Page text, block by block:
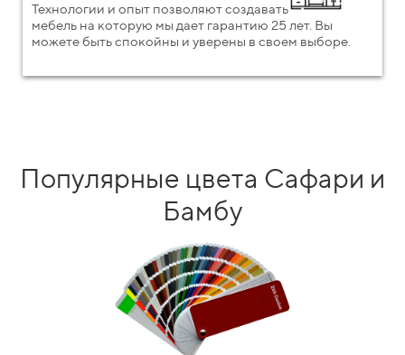
Технологии и опыт позволяют создавать
мебель на которую мы дает гарантию 25 лет. Вы
можете быть спокойны и уверены в своем выборе.
Популярные цвета Сафари и
Бамбу